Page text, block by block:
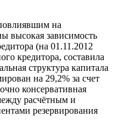
на
высокая зависимость
(на 01.11.2012
кредитора, составила
структура капитала
на 29,2% за счет
консервативная
расчётным и
резервирования